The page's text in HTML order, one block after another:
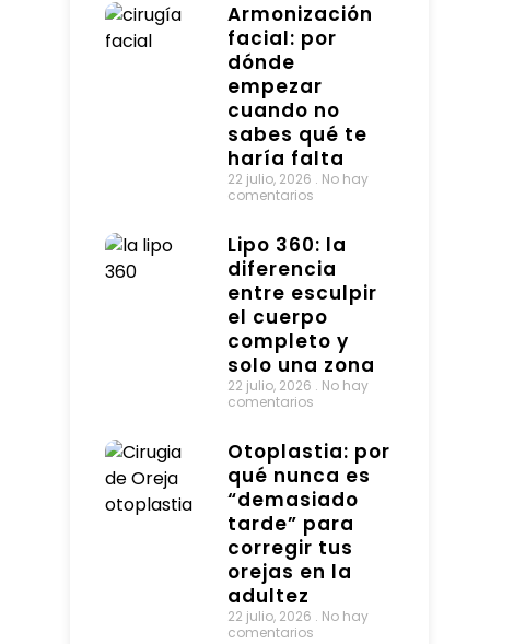
Armonización
facial: por
dónde
empezar
cuando no
sabes qué te
haría falta
22 julio, 2026
No hay
comentarios
Lipo 360: la
diferencia
entre esculpir
el cuerpo
completo y
solo una zona
22 julio, 2026
No hay
comentarios
Otoplastia: por
qué nunca es
“demasiado
tarde” para
corregir tus
orejas en la
adultez
22 julio, 2026
No hay
comentarios